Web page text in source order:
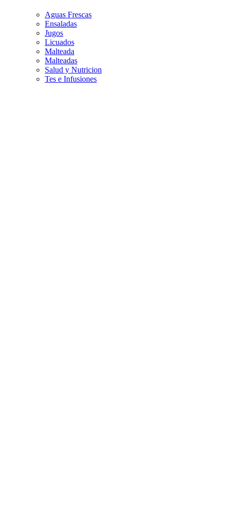
Aguas Frescas
Ensaladas
Jugos
Licuados
Malteada
Malteadas
Salud y Nutricion
Tes e Infusiones